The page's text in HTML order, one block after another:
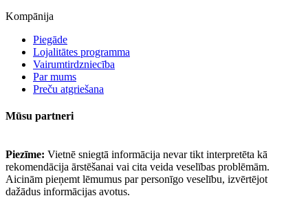
Kompānija
Piegāde
Lojalitātes programma
Vairumtirdzniecība
Par mums
Preču atgriešana
Mūsu partneri
Piezīme: Vietnē sniegtā informācija nevar tikt interpretēta kā
rekomendācija ārstēšanai vai cita veida veselības problēmām.
Aicinām pieņemt lēmumus par personīgo veselību, izvērtējot
dažādus informācijas avotus.